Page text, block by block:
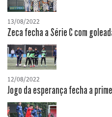
13/08/2022
Zeca fecha a Série C com
12/08/2022
Jogo da esperança fecha a